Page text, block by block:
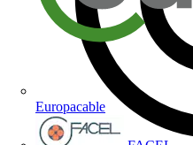
Europacable